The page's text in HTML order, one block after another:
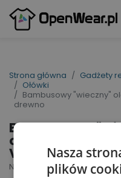
Strona główna Gadżety
Ołówki
Bambusowy "wieczny"
drewno
Bambusowy
olowek B'RIGHT
V9345-17 -
Nr artykułu dostawcy: V9345-
Nasza
plików